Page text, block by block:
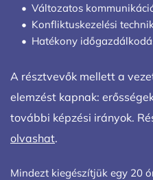
Változatos
Konfliktuskezelési
Hatékony
A résztvevők mellett a
elemzést kapnak:
további képzési irányok.
olvashat.
Mindezt kiegészítjük egy 20